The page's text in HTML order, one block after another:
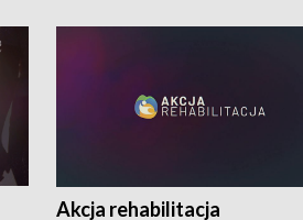
Akcja rehabilitacja